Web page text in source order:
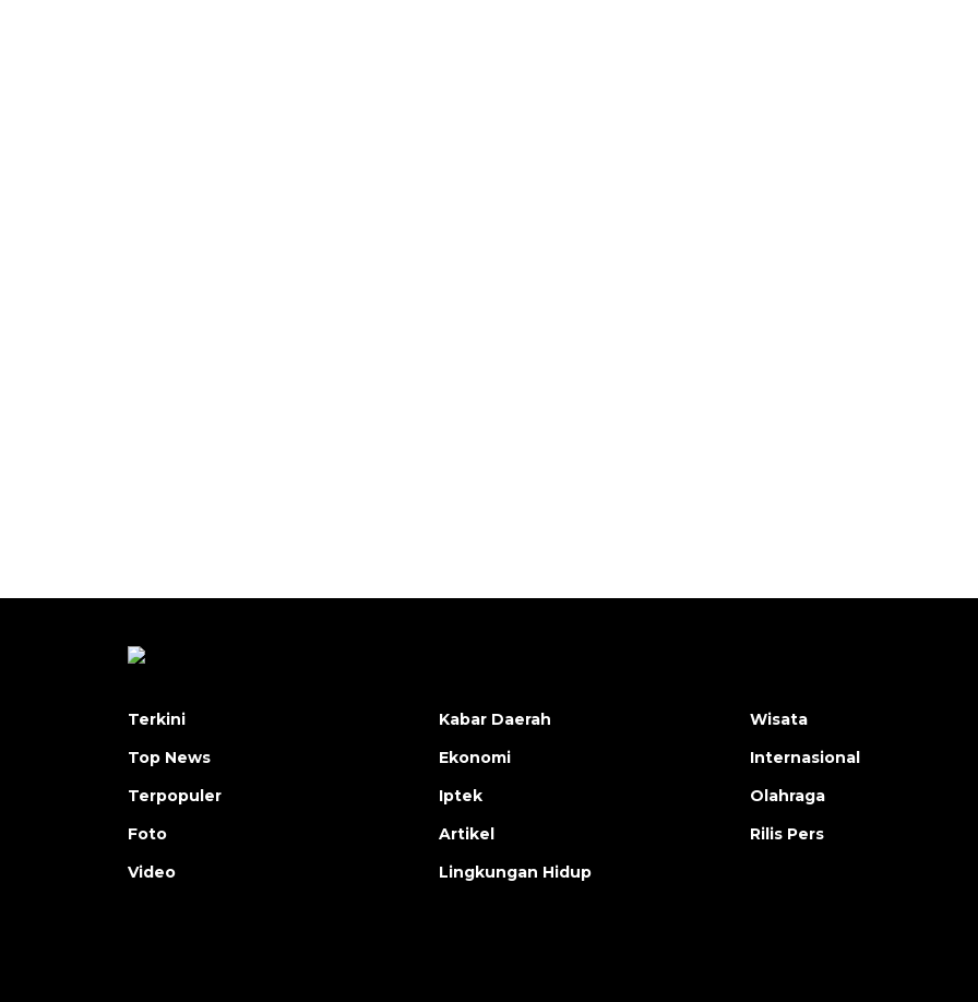
Terkini
Top News
Terpopuler
Foto
Video
Kabar Daerah
Ekonomi
Iptek
Artikel
Lingkungan Hidup
Wisata
Internasional
Olahraga
Rilis Pers